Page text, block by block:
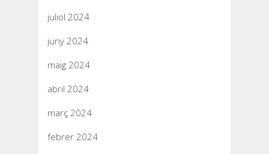
juliol 2024
juny 2024
maig 2024
abril 2024
març 2024
febrer 2024